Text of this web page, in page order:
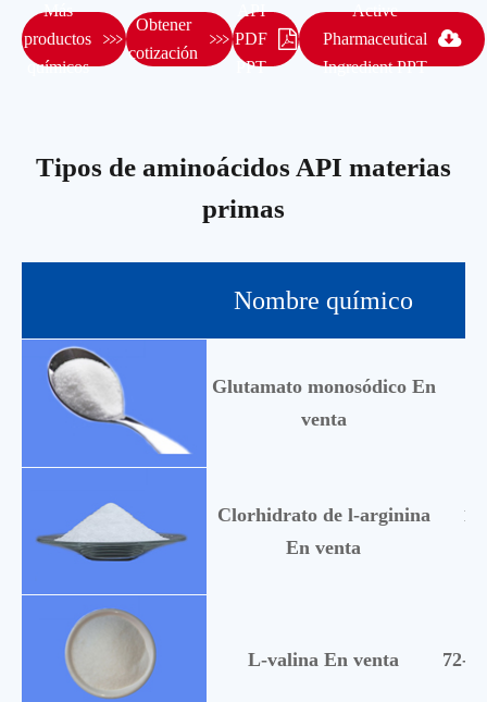
Más
productos
químicos

Obtener
cotización

API
PDF
PPT
Active
Pharmaceutical
Ingredient PPT
Tipos de aminoácidos API materias
primas
Nombre químico
Glutamato monosódico En
venta
Clorhidrato de l-arginina
En venta
L-valina En venta 72-